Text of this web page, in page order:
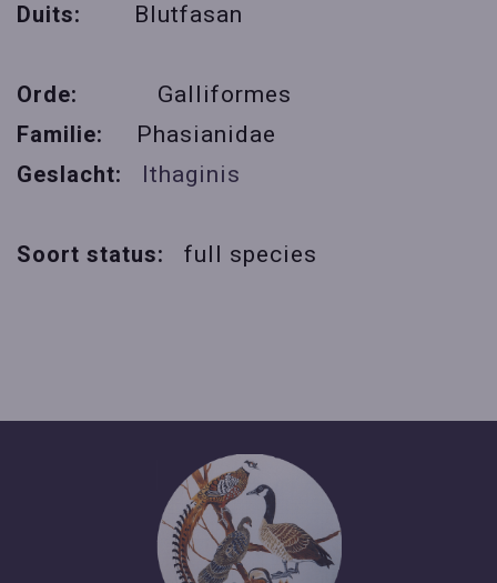
Duits: Blutfasan
Orde:
Galliformes
Familie:
Phasianidae
Geslacht:
Ithaginis
Soort status: full species